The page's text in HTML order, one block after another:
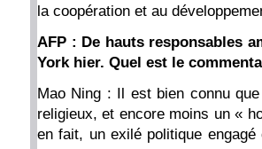
la coopération et au
AFP : De hauts responsables
York hier. Quel est le
Mao Ning : Il est bien connu
religieux, et encore moins un «
en fait, un exilé politique